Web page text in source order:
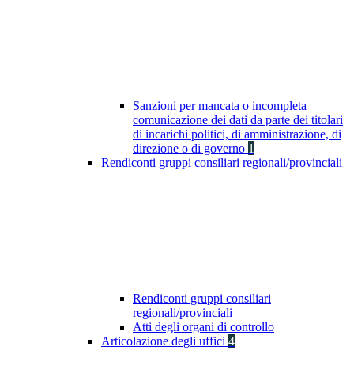
Sanzioni per mancata o incompleta
comunicazione dei dati da parte dei titolari
di incarichi politici, di amministrazione, di
direzione o di governo 1
Rendiconti gruppi consiliari regionali/provinciali
Rendiconti gruppi consiliari
regionali/provinciali
Atti degli organi di controllo
Articolazione degli uffici 4